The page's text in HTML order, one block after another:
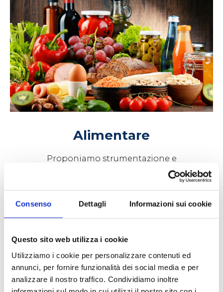
Consenso Dettagli Informazioni sui cookie
Questo sito web utilizza i cookie
Utilizziamo i cookie per personalizzare contenuti ed
annunci, per fornire funzionalità dei social media e per
analizzare il nostro traffico. Condividiamo inoltre
Alimentare
Proponiamo strumentazione e
consumabili ad elevato contenuto
tecnologico per analisi alimentari, con
ai consumatori, sia dal punto di vista
chimico che microbiologico.
LEGGI DI PIÙ